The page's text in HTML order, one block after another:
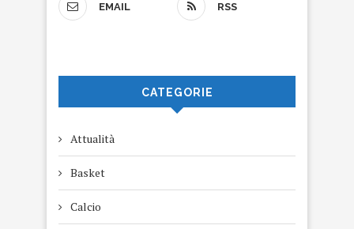
EMAIL RSS
CATEGORIE
Attualità
Basket
Calcio